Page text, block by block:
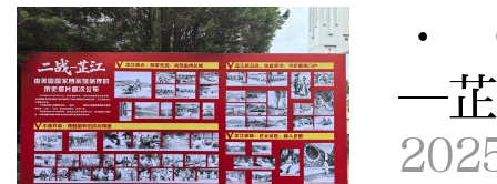
·
—芷